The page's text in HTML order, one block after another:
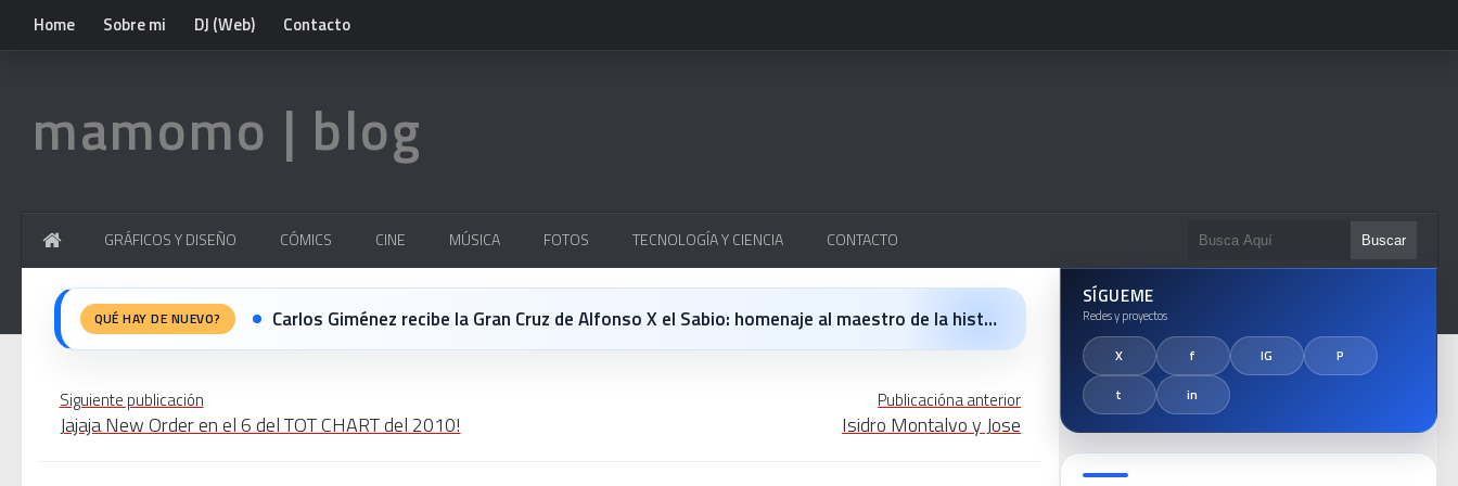
Home Sobre mi DJ (Web) Contacto
mamomo | blog
GRÁFICOS Y DISEÑO CÓMICS CINE MÚSICA FOTOS TECNOLOGÍA Y CIENCIA CONTACTO
QUÉ HAY DE NUEVO? Carlos Giménez recibe la Gran Cruz de Alfonso X el Sabio: homenaje al maestro de la historieta española
Siguiente publicación
Jajaja New Order en el 6 del TOT CHART del 2010!
Publicacióna anterior
Isidro Montalvo y Jose
SÍGUEME